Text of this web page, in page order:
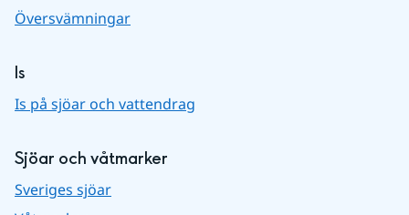
Översvämningar
Is
Is på sjöar och vattendrag
Sjöar och våtmarker
Sveriges sjöar